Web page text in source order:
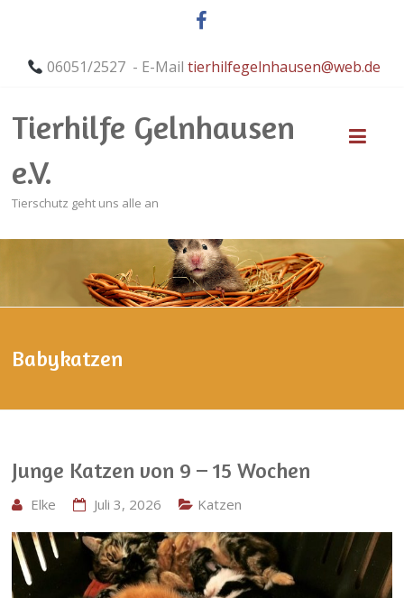
06051/2527 - E-Mailtierhilfegelnhausen@web.de
Tierhilfe Gelnhausen
e.V.
Tierschutz geht uns alle an
Babykatzen
Junge Katzen von 9 – 15 Wochen
Elke Juli 3, 2026 Katzen